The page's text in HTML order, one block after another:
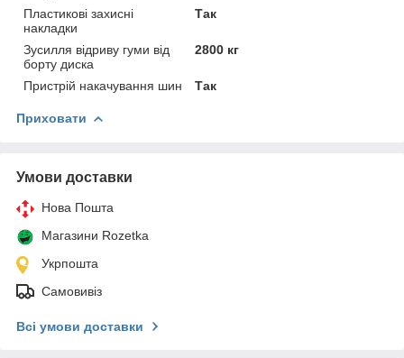
Пластикові захисні
накладки
Так
Зусилля відриву гуми від
борту диска
2800 кг
Пристрій накачування шин Так
Приховати
Умови доставки
Нова Пошта
Магазини Rozetka
Укрпошта
Самовивіз
Всі умови доставки